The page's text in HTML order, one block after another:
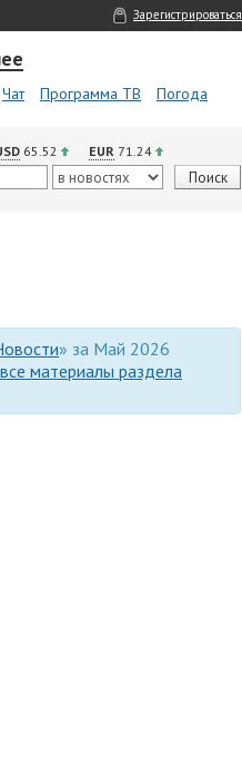
Зарегистрироваться
Чат Программа ТВ Погода
65.52 EUR 71.24
» за Май 2026
все материалы раздела